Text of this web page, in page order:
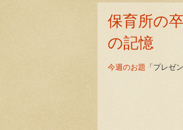
保育所の
の記憶
今週のお題 「プレゼ